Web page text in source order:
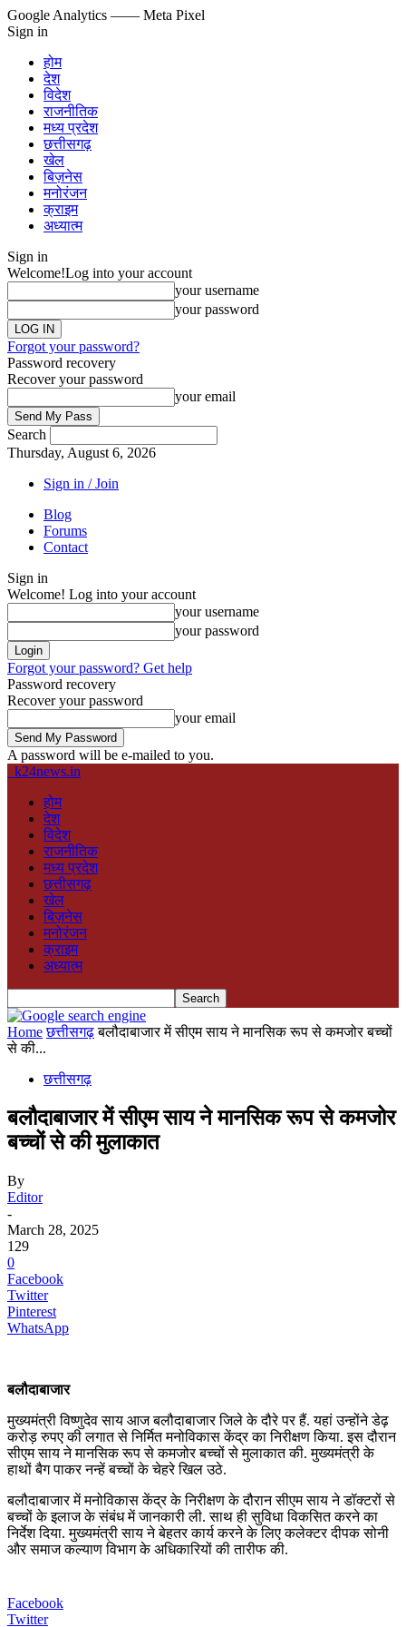
Google Analytics —— Meta Pixel
Sign in
होम
देश
विदेश
राजनीतिक
मध्य प्रदेश
छत्तीसगढ़
खेल
बिज़नेस
मनोरंजन
क्राइम
अध्यात्म
Sign in
Welcome!Log into your account
your username
your password
Forgot your password?
Password recovery
Recover your password
your email
Search
Thursday, August 6, 2026
Sign in / Join
Blog
Forums
Contact
Sign in
Welcome! Log into your account
your username
your password
Forgot your password? Get help
Password recovery
Recover your password
your email
A password will be e-mailed to you.
k24news.in
होम
देश
विदेश
राजनीतिक
मध्य प्रदेश
छत्तीसगढ़
खेल
बिज़नेस
मनोरंजन
क्राइम
अध्यात्म
Home छत्तीसगढ़ बलौदाबाजार में सीएम साय ने मानसिक रूप से कमजोर बच्चों
से की...
छत्तीसगढ़
बलौदाबाजार में सीएम साय ने मानसिक रूप से कमजोर
बच्चों से की मुलाकात
By
Editor
-
March 28, 2025
129
0
Facebook
Twitter
Pinterest
WhatsApp
बलौदाबाजार
मुख्यमंत्री विष्णुदेव साय आज बलौदाबाजार जिले के दौरे पर हैं. यहां उन्होंने डेढ़
करोड़ रुपए की लगात से निर्मित मनोविकास केंद्र का निरीक्षण किया. इस दौरान
सीएम साय ने मानसिक रूप से कमजोर बच्चों से मुलाकात की. मुख्यमंत्री के
हाथों बैग पाकर नन्हें बच्चों के चेहरे खिल उठे.
बलौदाबाजार में मनोविकास केंद्र के निरीक्षण के दौरान सीएम साय ने डॉक्टरों से
बच्चों के इलाज के संबंध में जानकारी ली. साथ ही सुविधा विकसित करने का
निर्देश दिया. मुख्यमंत्री साय ने बेहतर कार्य करने के लिए कलेक्टर दीपक सोनी
और समाज कल्याण विभाग के अधिकारियों की तारीफ की.
Facebook
Twitter